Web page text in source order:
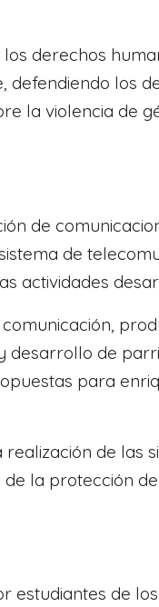
derechos
los
la violencia de
de
de
actividades
desarrollo de
para
de las
la protección
de